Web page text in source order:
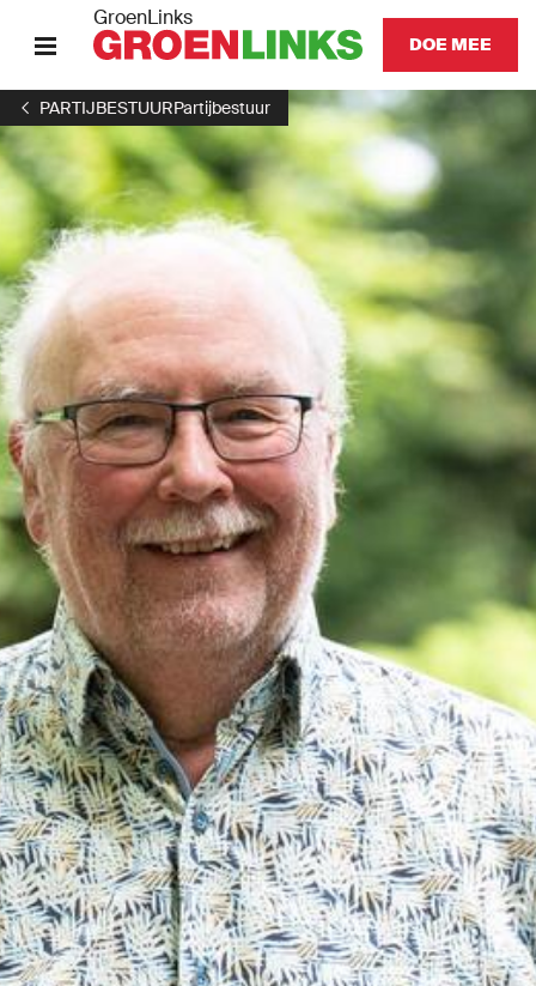
GroenLinks
DOE MEE
PARTIJBESTUURPartijbestuur
HOME
ONZE MISSIE
ONZE MENSEN
GA NAAR
GROENLINKSPVDA.NL
Onze partij
Lokaal
Nieuws
Agenda
MIJN GROENLINKS